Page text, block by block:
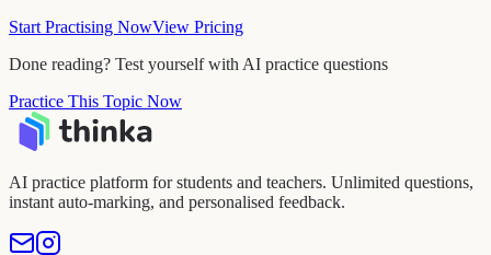
Start Practising NowView Pricing
Done reading? Test yourself with AI practice questions
Practice This Topic Now
AI practice platform for students and teachers. Unlimited questions,
instant auto-marking, and personalised feedback.